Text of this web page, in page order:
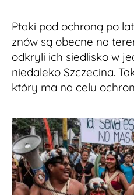
Ptaki pod ochroną po
znów są obecne na
odkryli ich siedlisko w
niedaleko Szczecina.
który ma na celu